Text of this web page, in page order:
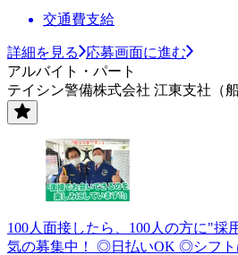
交通費支給
詳細を見る
応募画面に進む
アルバイト・パート
テイシン警備株式会社 江東支社（
100人面接したら、100人の方に"
気の募集中！ ◎日払いOK ◎シフト